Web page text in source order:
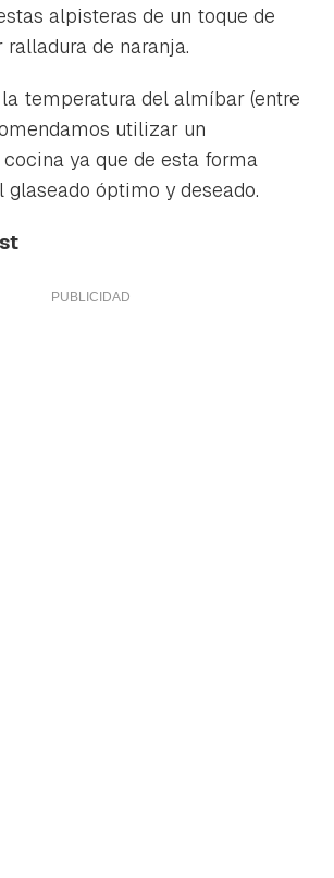
alpisteras de un toque de
de naranja.
temperatura del almíbar (entre
utilizar un
ya que de esta forma
glaseado óptimo y deseado.